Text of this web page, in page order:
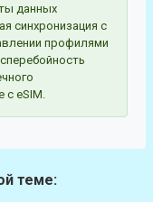
данных
синхронизация с
профилями
с eSIM.
теме: